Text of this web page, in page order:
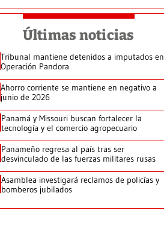
Últimas noticias
Tribunal mantiene detenidos a imputados en
Operación Pandora
Ahorro corriente se mantiene en negativo a
junio de 2026
Panamá y Missouri buscan fortalecer la
tecnología y el comercio agropecuario
Panameño regresa al país tras ser
desvinculado de las fuerzas militares rusas
Asamblea investigará reclamos de policías y
bomberos jubilados